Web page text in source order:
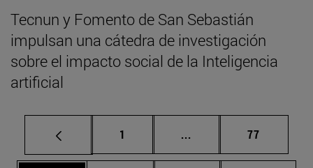
Tecnun y Fomento de San Sebastián
impulsan una cátedra de investigación
sobre el impacto social de la Inteligencia
artificial
Página
1 ... Páginas intermedias
Página
77